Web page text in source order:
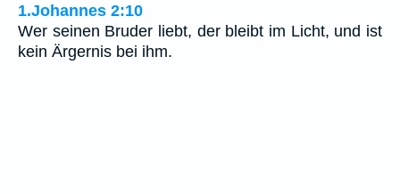
1.Johannes 2:10
Wer seinen Bruder liebt, der bleibt im Licht, und ist
kein Ärgernis bei ihm.